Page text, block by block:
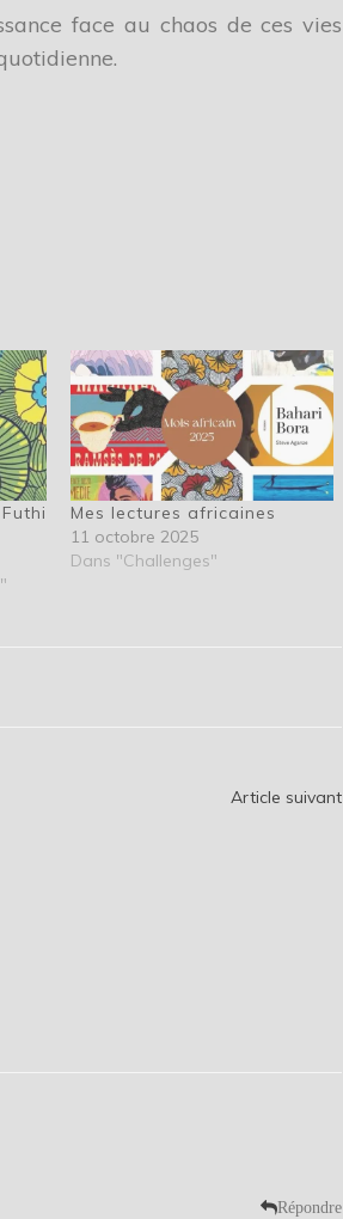
face au chaos de ces vies
Mes lectures africaines
11 octobre 2025
Dans "Challenges"
Article suivant
Répondre